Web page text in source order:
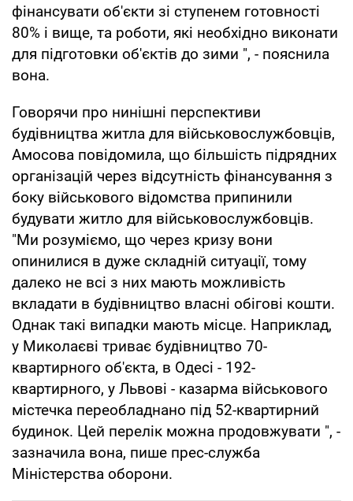
фінансувати об'єкти зі ступенем готовності
80% і вище, та роботи, які необхідно виконати
для підготовки об'єктів до зими ", - пояснила
вона.
Говорячи про нинішні перспективи
будівництва житла для військовослужбовців,
Амосова повідомила, що більшість підрядних
організацій через відсутність фінансування з
боку військового відомства припинили
будувати житло для військовослужбовців.
"Ми розуміємо, що через кризу вони
опинилися в дуже складній ситуації, тому
далеко не всі з них мають можливість
вкладати в будівництво власні обігові кошти.
Однак такі випадки мають місце. Наприклад,
у Миколаєві триває будівництво 70-
квартирного об'єкта, в Одесі - 192-
квартирного, у Львові - казарма військового
містечка переобладнано під 52-квартирний
будинок. Цей перелік можна продовжувати ", -
зазначила вона, пише прес-служба
Міністерства оборони.